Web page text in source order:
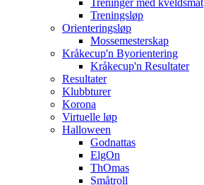
Treninger med kveldsmat
Treningsløp
Orienteringsløp
Mossemesterskap
Kråkecup'n Byorientering
Kråkecup'n Resultater
Resultater
Klubbturer
Korona
Virtuelle løp
Halloween
Godnattas
ElgOn
ThOmas
Småtroll